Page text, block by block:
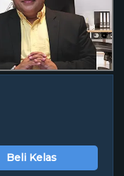
Beli Kelas